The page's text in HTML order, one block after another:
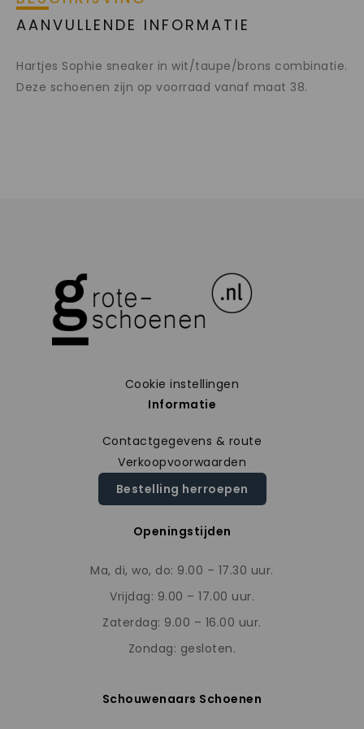
AANVULLENDE INFORMATIE
Hartjes Sophie sneaker in wit/taupe/brons combinatie.
Deze schoenen zijn op voorraad vanaf maat 38.
Cookie instellingen
Informatie
Contactgegevens & route
Verkoopvoorwaarden
Bestelling herroepen
Openingstijden
Ma, di, wo, do: 9.00 – 17.30 uur.
Vrijdag: 9.00 – 17.00 uur.
Zaterdag: 9.00 – 16.00 uur.
Zondag: gesloten.
Schouwenaars Schoenen